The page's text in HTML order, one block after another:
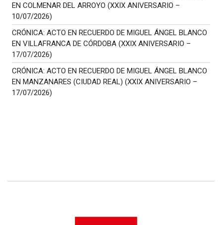
EN COLMENAR DEL ARROYO (XXIX ANIVERSARIO –
10/07/2026)
CRÓNICA: ACTO EN RECUERDO DE MIGUEL ÁNGEL BLANCO
EN VILLAFRANCA DE CÓRDOBA (XXIX ANIVERSARIO –
17/07/2026)
CRÓNICA: ACTO EN RECUERDO DE MIGUEL ÁNGEL BLANCO
EN MANZANARES (CIUDAD REAL) (XXIX ANIVERSARIO –
17/07/2026)